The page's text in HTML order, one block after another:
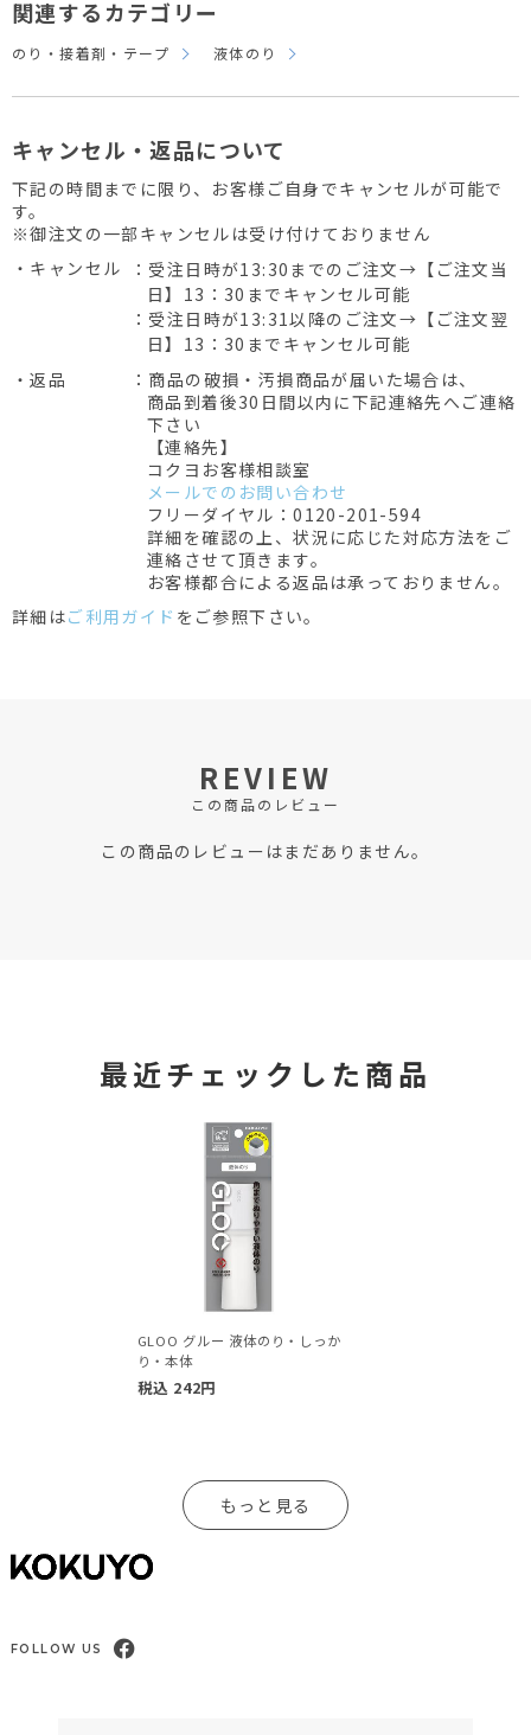
関連するカテゴリー
のり・接着剤・テープ 液体のり
キャンセル・返品について
下記の時間までに限り、お客様ご自身でキャンセルが可能で
す。
※御注文の一部キャンセルは受け付けておりません
・キャンセル
：受注日時が13:30までのご注文→【ご注文当
日】13：30までキャンセル可能
：受注日時が13:31以降のご注文→【ご注文翌
日】13：30までキャンセル可能
・返品
：商品の破損・汚損商品が届いた場合は、
商品到着後30日間以内に下記連絡先へご連絡
下さい
【連絡先】
コクヨお客様相談室
メールでのお問い合わせ
フリーダイヤル：0120-201-594
詳細を確認の上、状況に応じた対応方法をご
連絡させて頂きます。
お客様都合による返品は承っておりません。
詳細はご利用ガイド をご参照下さい。
REVIEW
この商品のレビュー
この商品のレビューはまだありません。
最近チェックした商品
GLOO グルー 液体のり・しっか
り・本体
税込 242円
もっと見る
FOLLOW US